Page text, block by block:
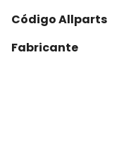
Código Allparts
Fabricante